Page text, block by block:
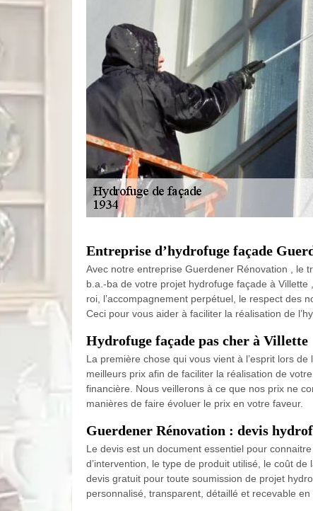
Entreprise d’hydrofuge façade
Avec notre entreprise Guerdener Rénovation , le
b.a.-ba de votre projet hydrofuge façade à
roi, l’accompagnement perpétuel, le respect des
Ceci pour vous aider à faciliter la réalisation de
Hydrofuge façade pas cher à Villette
La première chose qui vous vient à l’esprit lors
meilleurs prix afin de faciliter la réalisation de
financière. Nous veillerons à ce que nos prix ne
manières de faire évoluer le prix en votre faveur.
Guerdener Rénovation : devis
Le devis est un document essentiel pour
d’intervention, le type de produit utilisé, le coût
devis gratuit pour toute soumission de projet
personnalisé, transparent, détaillé et recevable en